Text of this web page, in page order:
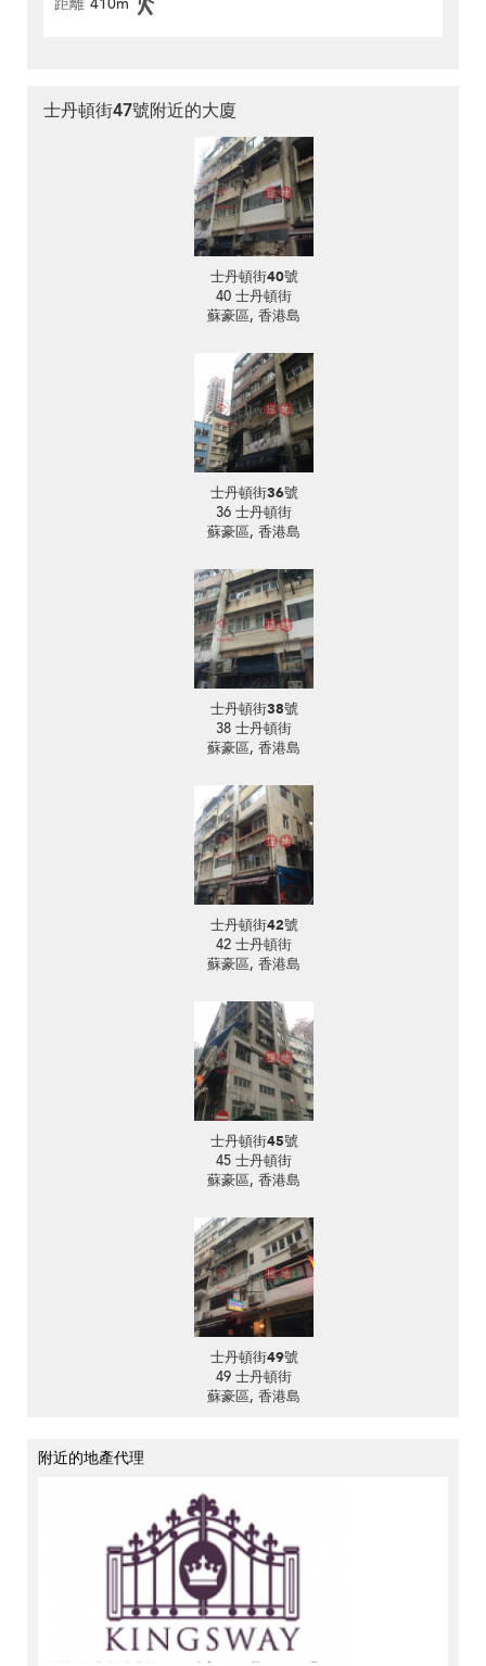
距離 410m
士丹頓街47號附近的大廈
士丹頓街40號
40 士丹頓街
蘇豪區, 香港島
士丹頓街36號
36 士丹頓街
蘇豪區, 香港島
士丹頓街38號
38 士丹頓街
蘇豪區, 香港島
士丹頓街42號
42 士丹頓街
蘇豪區, 香港島
士丹頓街45號
45 士丹頓街
蘇豪區, 香港島
士丹頓街49號
49 士丹頓街
蘇豪區, 香港島
附近的地產代理